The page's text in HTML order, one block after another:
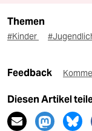
Themen
#Kinder
Feedback
Diesen Artikel